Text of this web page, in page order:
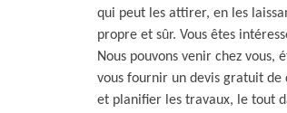
qui peut les attirer, en les
propre et sûr. Vous êtes
Nous pouvons venir chez vous,
vous fournir un devis gratuit de
et planifier les travaux, le tout